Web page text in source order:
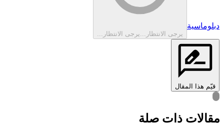
دبلوماسية‎
يرجى الانتظار...يرجى الانتظار...
قيّم هذا المقال
مقالات ذات صلة